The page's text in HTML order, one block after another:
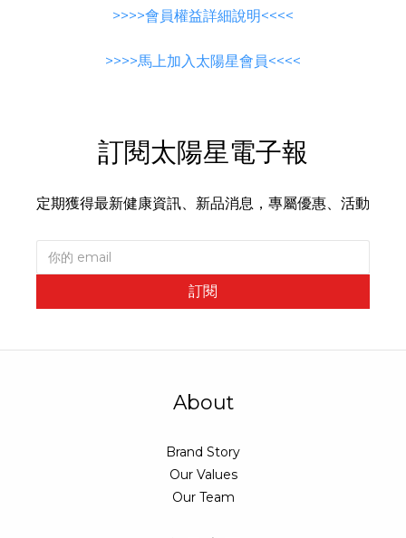
>>>>會員權益詳細說明<<<<
>>>>馬上加入太陽星會員<<<<
訂閱太陽星電子報
定期獲得最新健康資訊、新品消息，專屬優惠、活動
訂閱
About
Brand Story
Our Values
Our Team